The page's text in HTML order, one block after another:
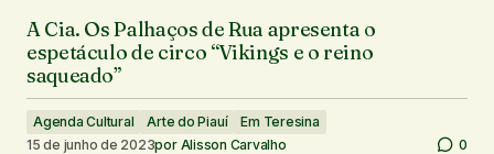
A Cia. Os Palhaços de Rua apresenta o
espetáculo de circo “Vikings e o reino
saqueado”
Agenda Cultural Arte do Piauí
Em Teresina
15 de junho de 2023por Alisson Carvalho 0